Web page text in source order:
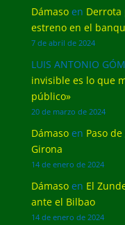
Dámasoen Derrota
estreno en el
7 de abril de 2024
LUIS ANTONIO
invisible es lo que
público»
20 de marzo de 2024
Dámasoen Paso
Girona
14 de enero de 2024
Dámasoen El
ante el Bilbao
14 de enero de 2024